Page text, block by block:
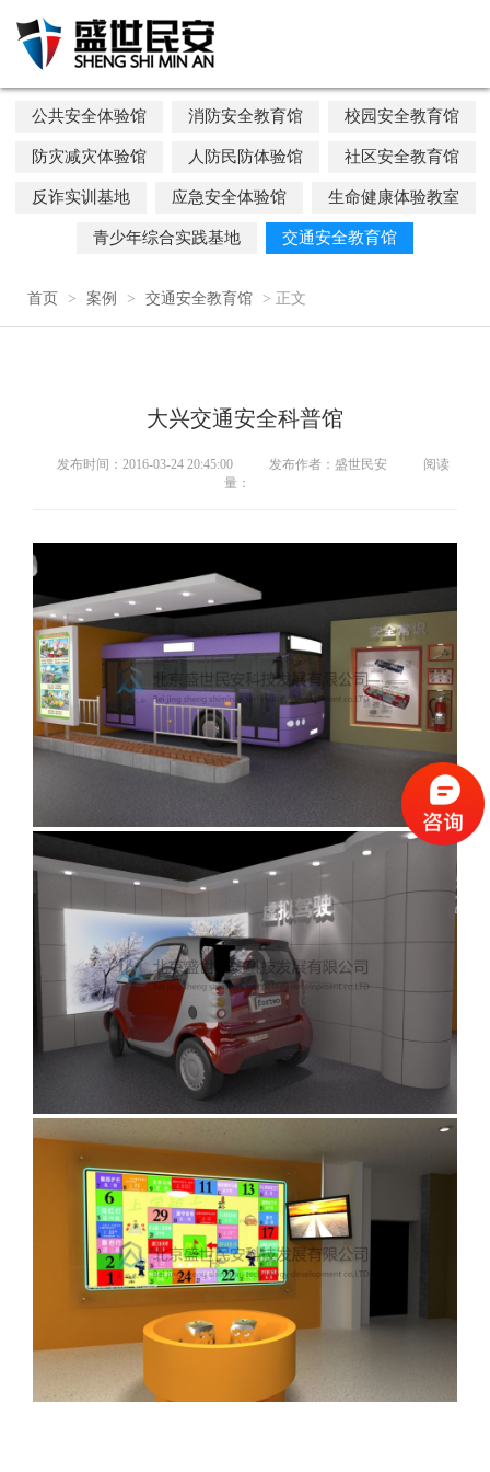
公共安全体验馆 消防安全教育馆 校园安全教育馆
防灾减灾体验馆 人防民防体验馆 社区安全教育馆
反诈实训基地 应急安全体验馆 生命健康体验教室
青少年综合实践基地 交通安全教育馆
首页 > 案例 > 交通安全教育馆 > 正文
大兴交通安全科普馆
发布时间：2016-03-24 20:45:00 发布作者：盛世民安
阅读
量：